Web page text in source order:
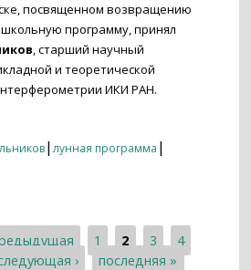
посвященном возвращению
программу, принял
, старший научный
и теоретической
ИКИ РАН.
недели 21.05.2018 – 28.05.2018
|лунная программа |
1 2 3
4
› последняя »